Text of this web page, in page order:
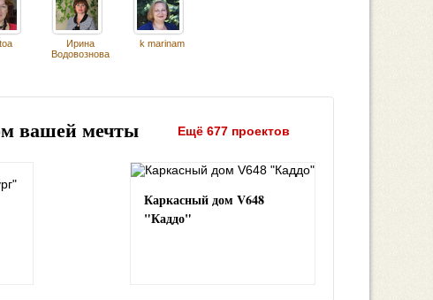
Ирина
Водовознова
k marinam
вашей мечты Ещё 677 проектов
Каркасный дом V648
"Каддо"